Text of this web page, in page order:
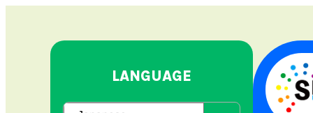
LANGUAGE